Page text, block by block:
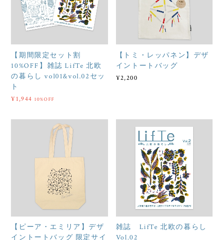
【期間限定セット割
10%OFF】雑誌 LifTe 北欧
の暮らし vol01&vol.02セッ
ト
¥1,944 10%OFF
【トミ・レッパネン】デザ
イントートバッグ
¥2,200
【ピーア・エミリア】デザ
イントートバッグ 限定サイ
雑誌 LifTe 北欧の暮らし
Vol.02